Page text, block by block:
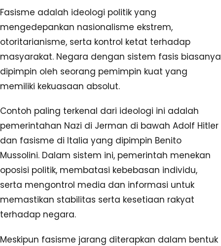
Fasisme adalah ideologi politik yang
mengedepankan nasionalisme ekstrem,
otoritarianisme, serta kontrol ketat terhadap
masyarakat. Negara dengan sistem fasis biasanya
dipimpin oleh seorang pemimpin kuat yang
memiliki kekuasaan absolut.
Contoh paling terkenal dari ideologi ini adalah
pemerintahan Nazi di Jerman di bawah Adolf Hitler
dan fasisme di Italia yang dipimpin Benito
Mussolini. Dalam sistem ini, pemerintah menekan
oposisi politik, membatasi kebebasan individu,
serta mengontrol media dan informasi untuk
memastikan stabilitas serta kesetiaan rakyat
terhadap negara.
Meskipun fasisme jarang diterapkan dalam bentuk